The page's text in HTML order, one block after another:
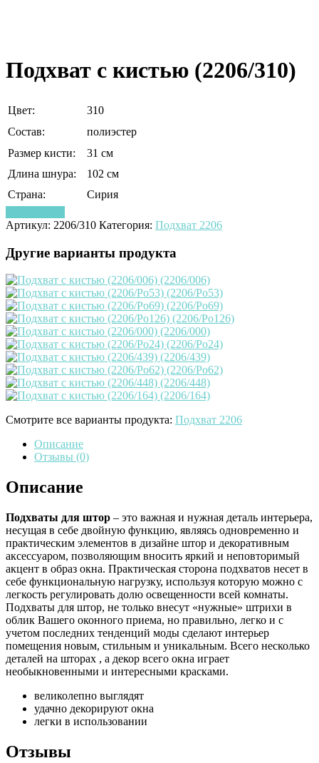
Подхват с кистью (2206/310)
Цвет:
310
Состав:
полиэстер
Размер кисти:
31 см
Длина шнура:
102 см
Страна:
Сирия
Артикул: 2206/310 Категория: Подхват 2206
Другие варианты продукта
Смотрите все варианты продукта: Подхват 2206
Описание
Отзывы (0)
Описание
Подхваты для штор – это важная и нужная деталь интерьера,
несущая в себе двойную функцию, являясь одновременно и
практическим элементов в дизайне штор и декоративным
аксессуаром, позволяющим вносить яркий и неповторимый
акцент в образ окна. Практическая сторона подхватов несет в
себе функциональную нагрузку, используя которую можно с
легкость регулировать долю освещенности всей комнаты.
Подхваты для штор, не только внесут «нужные» штрихи в
облик Вашего оконного приема, но правильно, легко и с
учетом последних тенденций моды сделают интерьер
помещения новым, стильным и уникальным. Всего несколько
деталей на шторах , а декор всего окна играет
необыкновенными и интересными красками.
великолепно выглядят
удачно декорируют окна
легки в использовании
Отзывы